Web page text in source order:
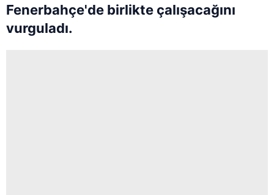
Fenerbahçe'de birlikte çalışacağını
vurguladı.